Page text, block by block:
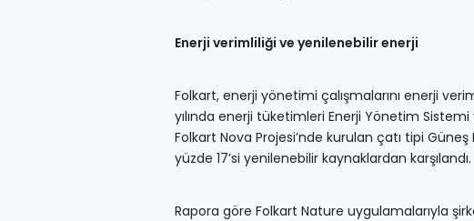
Enerji verimliliği ve yenilenebilir enerji
Folkart, enerji yönetimi çalışmalarını enerji
yılında enerji tüketimleri Enerji Yönetim Sistemi
Folkart Nova Projesi’nde kurulan çatı tipi
yüzde 17’si yenilenebilir kaynaklardan karşılandı.
Rapora göre Folkart Nature uygulamalarıyla